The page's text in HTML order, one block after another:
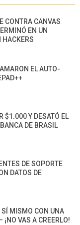
CONTRA CANVAS
EN UN
HACKERS
EL AUTO-
$1.000 Y DESATÓ EL
DE BRASIL
DE SOPORTE
DATOS DE
SÍ MISMO CON UNA
¡NO VAS A CREERLO!